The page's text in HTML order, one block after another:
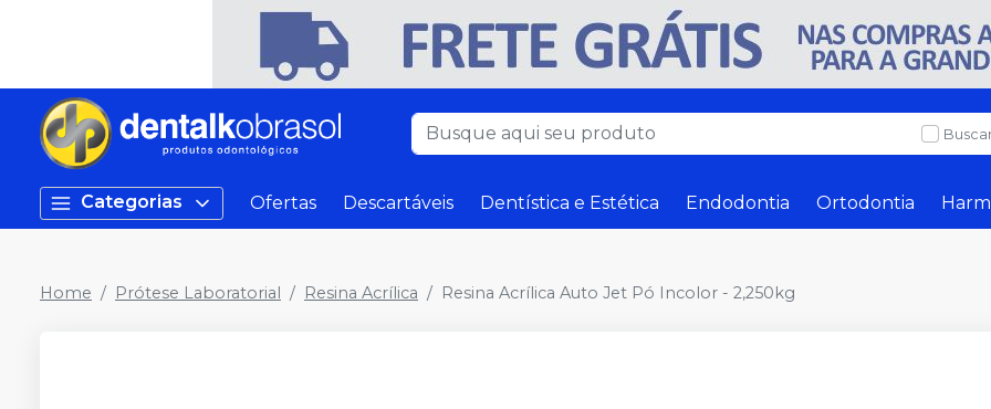
Categorias Ofertas Descartáveis Dentística e Estética Endodontia Ortodontia
Home Prótese Laboratorial Resina Acrílica Resina Acrílica Auto Jet Pó Incolor - 2,250kg